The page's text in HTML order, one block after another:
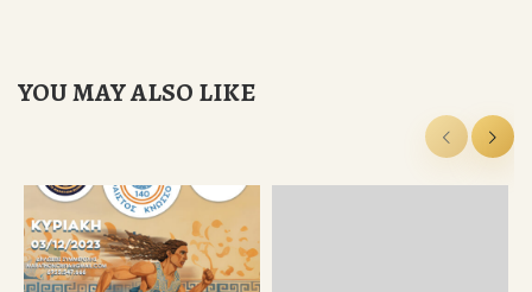
YOU MAY ALSO LIKE